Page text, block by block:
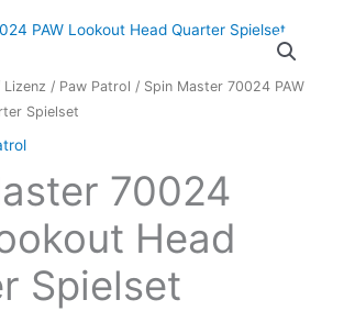
Lizenz / Paw Patrol / Spin Master 70024 PAW
Spielset
70024
Head
Spielset